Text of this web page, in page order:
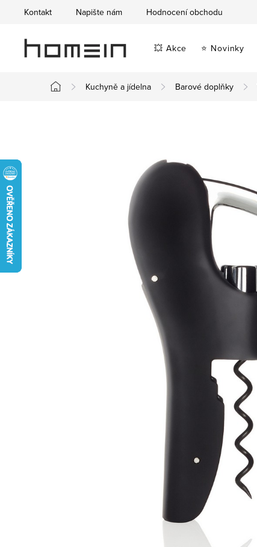
obsah
Kontakt Napište nám Hodnocení obchodu
💥 Akce ⭐ Novinky
Domů
Kuchyně a jídelna Barové doplňky